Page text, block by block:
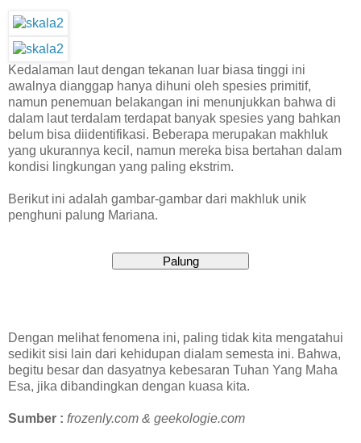
Kedalaman laut dengan tekanan luar biasa tinggi ini
awalnya dianggap hanya dihuni oleh spesies primitif,
namun penemuan belakangan ini menunjukkan bahwa di
dalam laut terdalam terdapat banyak spesies yang bahkan
belum bisa diidentifikasi. Beberapa merupakan makhluk
yang ukurannya kecil, namun mereka bisa bertahan dalam
kondisi lingkungan yang paling ekstrim.
Berikut ini adalah gambar-gambar dari makhluk unik
penghuni palung Mariana.
Dengan melihat fenomena ini, paling tidak kita mengatahui
sedikit sisi lain dari kehidupan dialam semesta ini. Bahwa,
begitu besar dan dasyatnya kebesaran Tuhan Yang Maha
Esa, jika dibandingkan dengan kuasa kita.
Sumber : frozenly.com & geekologie.com